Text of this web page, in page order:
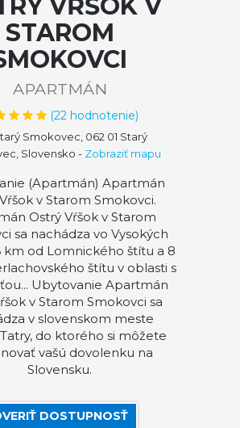
VŔŠOK V
STAROM
APARTMÁN
(22hodnotenie)
Smokovec, 062 01 Starý
Slovensko - Zobraziť mapu
(Apartmán) Apartmán
v Starom Smokovci.
Ostrý Vŕšok v Starom
sa nachádza vo Vysokých
km od Lomnického štítu a 8
štítu v oblasti s
Ubytovanie Apartmán
v Starom Smokovci sa
v slovenskom meste
do ktorého si môžete
vašú dovolenku na
Slovensku.
DOSTUPNOSŤ